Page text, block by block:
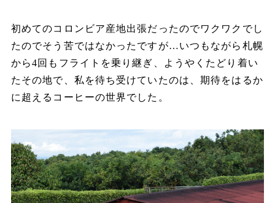
初めてのコロンビア産地出張だったのでワクワクでし
たのでそう苦ではなかったですが…いつもながら札幌
から4回もフライトを乗り継ぎ、ようやくたどり着い
たその地で、私を待ち受けていたのは、期待をはるか
に超えるコーヒーの世界でした。